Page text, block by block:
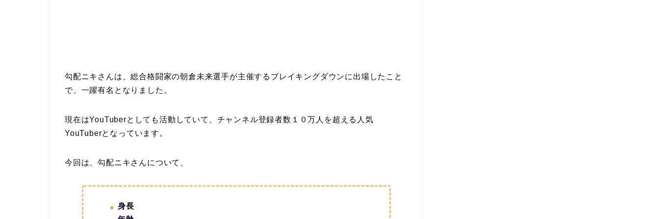
勾配ニキさんは、総合格闘家の朝倉未来選手が主催するブレイキングダウンに出場したこと
で、一躍有名となりました。
現在はYouTuberとしても活動していて、チャンネル登録者数１０万人を超える人気
YouTuberとなっています。
今回は、勾配ニキさんについて、
身長